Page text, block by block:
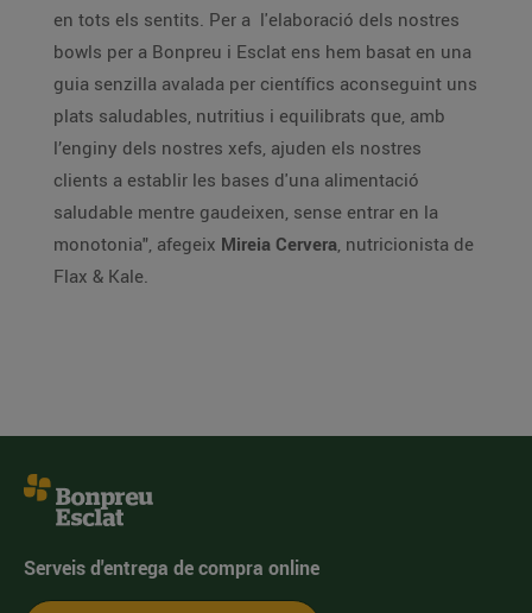
en tots els sentits. Per a l'elaboració dels nostres
bowls per a Bonpreu i Esclat ens hem basat en una
guia senzilla avalada per científics aconseguint uns
plats saludables, nutritius i equilibrats que, amb
l’enginy dels nostres xefs, ajuden els nostres
clients a establir les bases d'una alimentació
saludable mentre gaudeixen, sense entrar en la
monotonia", afegeix Mireia Cervera, nutricionista de
Flax & Kale.
Serveis d'entrega de compra online